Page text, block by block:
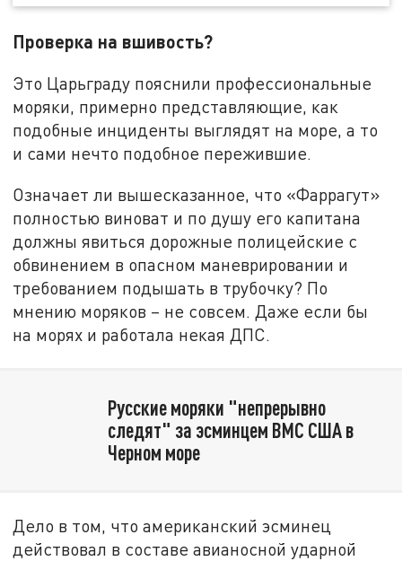
Проверка на вшивость?
Это Царьграду пояснили профессиональные
моряки, примерно представляющие, как
подобные инциденты выглядят на море, а то
и сами нечто подобное пережившие.
Означает ли вышесказанное, что «Фаррагут»
полностью виноват и по душу его капитана
должны явиться дорожные полицейские с
обвинением в опасном маневрировании и
требованием подышать в трубочку? По
мнению моряков – не совсем. Даже если бы
на морях и работала некая ДПС.
Русские моряки "непрерывно
следят" за эсминцем ВМС США в
Черном море
Дело в том, что американский эсминец
действовал в составе авианосной ударной